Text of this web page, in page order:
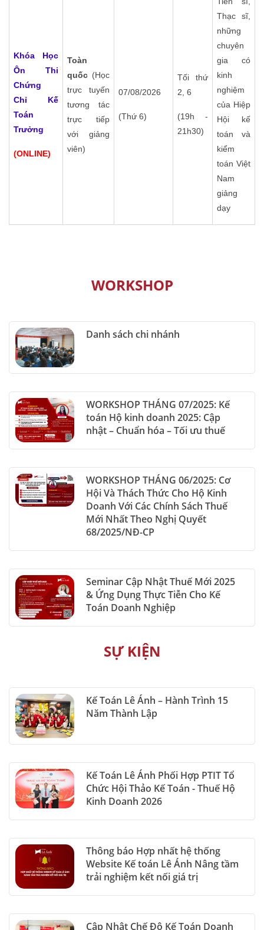
Khóa Học
Ôn Thi
Chứng
Chỉ
Kế
Toán
Trưởng
(ONLINE)
Toàn
quốc (Học
trực tuyến
tương tác
trực tiếp
với giảng
viên)
07/08/2026
(Thứ 6)
Tối thứ
2, 6
(19h -
21h30)
Thạc sĩ,
những
chuyên
gia có
kinh
nghiệm
của Hiệp
Hội kế
toán và
kiểm
toán Việt
Nam
giảng
dạy
WORKSHOP
Danh sách chi nhánh
WORKSHOP THÁNG 07/2025: Kế
toán Hộ kinh doanh 2025: Cập
nhật – Chuẩn hóa – Tối ưu thuế
WORKSHOP THÁNG 06/2025: Cơ
Hội Và Thách Thức Cho Hộ Kinh
Doanh Với Các Chính Sách Thuế
Mới Nhất Theo Nghị Quyết
68/2025/NĐ-CP
Seminar Cập Nhật Thuế Mới 2025
& Ứng Dụng Thực Tiễn Cho Kế
Toán Doanh Nghiệp
SỰ KIỆN
Kế Toán Lê Ánh – Hành Trình 15
Năm Thành Lập
Kế Toán Lê Ánh Phối Hợp PTIT Tổ
Chức Hội Thảo Kế Toán - Thuế Hộ
Kinh Doanh 2026
Thông báo Hợp nhất hệ thống
Website Kế toán Lê Ánh Nâng tầm
trải nghiệm kết nối giá trị
Cập Nhật Chế Độ Kế Toán Doanh